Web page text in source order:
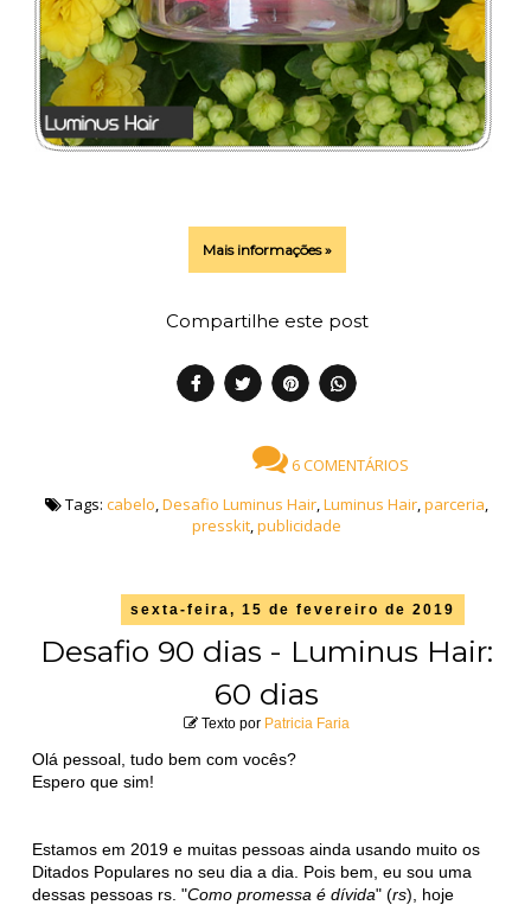
Mais informações »
Compartilhe este post
6 COMENTÁRIOS
Tags: cabelo,Desafio Luminus Hair,Luminus Hair,parceria,
presskit,publicidade
sexta-feira, 15 de fevereiro de 2019
Desafio 90 dias - Luminus Hair:
60 dias
Texto por Patricia Faria
Olá pessoal, tudo bem com vocês?
Espero que sim!
Estamos em 2019 e muitas pessoas ainda usando muito os
Ditados Populares no seu dia a dia. Pois bem, eu sou uma
dessas pessoas rs. "Como promessa é dívida" (rs), hoje